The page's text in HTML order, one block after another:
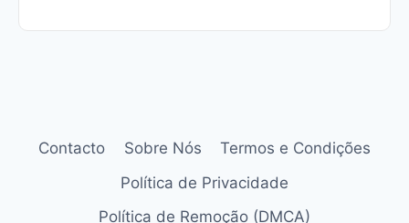
Contacto Sobre Nós
Termos e Condições
Política de Privacidade
Política de Remoção (DMCA)